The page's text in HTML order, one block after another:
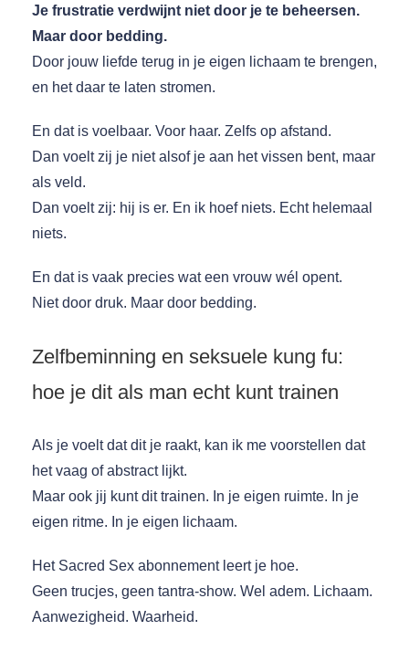
Je frustratie verdwijnt niet door je te beheersen.
Maar door bedding.
Door jouw liefde terug in je eigen lichaam te brengen,
en het daar te laten stromen.
En dat is voelbaar. Voor haar. Zelfs op afstand.
Dan voelt zij je niet alsof je aan het vissen bent, maar
als veld.
Dan voelt zij: hij is er. En ik hoef niets. Echt helemaal
niets.
En dat is vaak precies wat een vrouw wél opent.
Niet door druk. Maar door bedding.
Zelfbeminning en seksuele kung fu:
hoe je dit als man echt kunt trainen
Als je voelt dat dit je raakt, kan ik me voorstellen dat
het vaag of abstract lijkt.
Maar ook jij kunt dit trainen. In je eigen ruimte. In je
eigen ritme. In je eigen lichaam.
Het Sacred Sex abonnement leert je hoe.
Geen trucjes, geen tantra-show. Wel adem. Lichaam.
Aanwezigheid. Waarheid.